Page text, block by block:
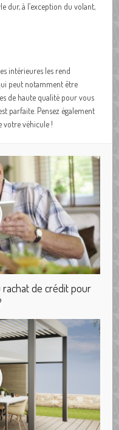
dur, à l’exception du volant,
intérieures les rend
peut notamment être
de haute qualité pour vous
parfaite. Pensez également
votre véhicule !
rachat de crédit pour